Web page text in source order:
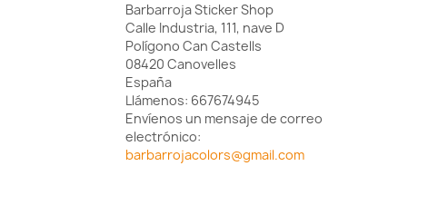
Barbarroja Sticker Shop
Calle Industria, 111, nave D
Polígono Can Castells
08420 Canovelles
España
Llámenos: 667674945
Envíenos un mensaje de correo
electrónico:
barbarrojacolors@gmail.com